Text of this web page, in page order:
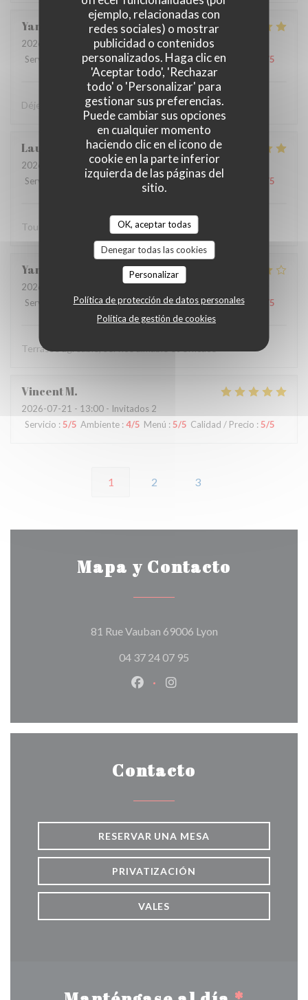
ejemplo, relacionadas con
redes sociales) o mostrar
publicidad o contenidos
personalizados. Haga clic en
'Aceptar todo', 'Rechazar
todo' o 'Personalizar' para
gestionar sus preferencias.
Puede cambiar sus opciones
en cualquier momento
haciendo clic en el icono de
cookie en la parte inferior
izquierda de las páginas del
sitio.
OK, aceptar todas
Denegar todas las cookies
Personalizar
Política de protección de datos personales
Política de gestión de cookies
Yann
2026-07-28
- 12:15 - Invitados 2
Servicio
Ambiente: 5/5 Menú : 5/5 Calidad / Precio /5
Déjeuner très sympa et très bon dans la cour intérieure
Laurent
2026-07-27
- 12:15 - Invitados 2
Servicio
Ambiente : 5/5 Menú : 5/5 Calidad / Precio /5
Tout est parfait
Yannick
2026-07-19
- 12:15 - Invitados 2
Servicio
/5 Ambiente:4/5 Menú:4/5 Calidad / Precio /5
Terrasse agréable, service aimable et efficace
VincentM
2026-07-21 - 13:00 - Invitados 2
Servicio : 5/5 Ambiente : 4/5 Menú : 5/5 Calidad / Precio :5/5
1 2 3
Mapa y Contacto
81 Rue Vauban 69006 Lyon((abre en una
04 37 24 07 95
Facebook ((abre en una nueva
Instagram ((abre en una
Contacto
RESERVAR UNA MESA
PRIVATIZACIÓN
VALES